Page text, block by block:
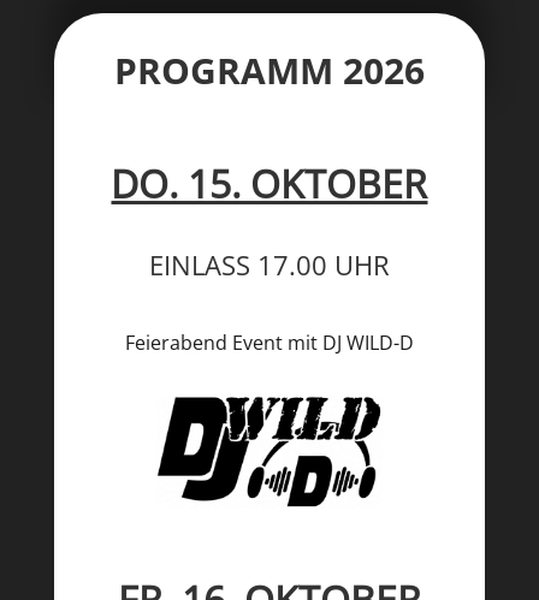
PROGRAMM 2026
DO. 15. OKTOBER
EINLASS 17.00 UHR
Feierabend Event mit DJ WILD-D